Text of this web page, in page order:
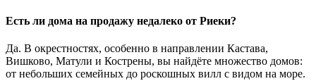
Есть ли дома на продажу недалеко от Риеки?
Да. В окрестностях, особенно в направлении Кастава,
Вишково, Матули и Кострены, вы найдёте множество домов:
от небольших семейных до роскошных вилл с видом на море.